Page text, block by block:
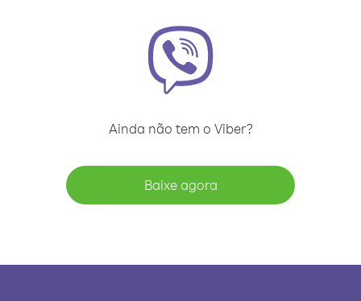
Ainda não tem o Viber?
Baixe agora